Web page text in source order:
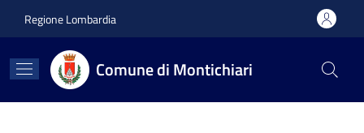
Regione Lombardia
Comune di Montichiari